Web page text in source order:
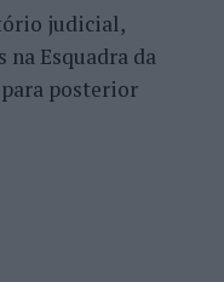
judicial,
Esquadra da
posterior